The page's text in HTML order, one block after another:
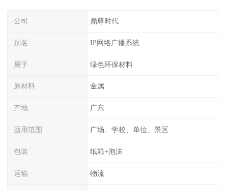
公司 鼎尊时代
别名 IP网络广播系统
属于 绿色环保材料
原材料 金属
产地 广东
适用范围 广场、学校、单位、景区
包装 纸箱+泡沫
运输 物流